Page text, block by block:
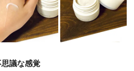
議な感覚